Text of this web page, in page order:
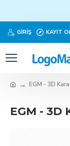
GIRIŞ KAYIT
EGM - 3D
EGM - 3D